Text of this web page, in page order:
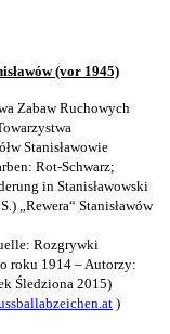
(vor 1945)
Zabaw Ruchowych
Stanisławowie
Rot-Schwarz;
in Stanisławowski
„Rewera“ Stanisławów
Rozgrywki
roku 1914 – Autorzy:
Śledziona 2015)
)